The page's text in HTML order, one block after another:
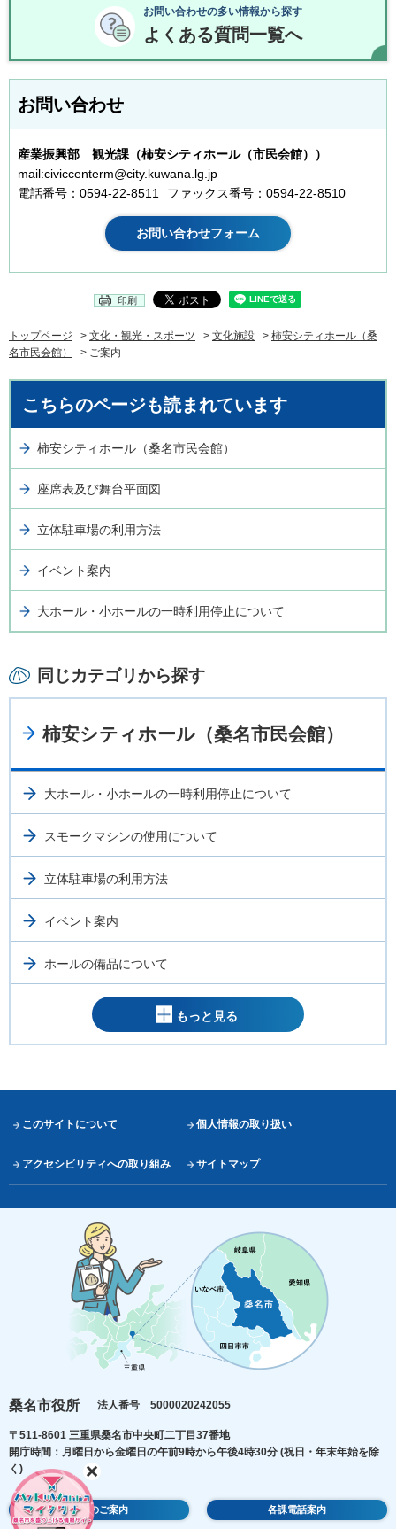
お問い合わせの多い情報から探す
よくある質問一覧へ
お問い合わせ
産業振興部 観光課（柿安シティホール（市民会館））
mail:civiccenterm@city.kuwana.lg.jp
電話番号：0594-22-8511
ファックス番号：0594-22-8510
印刷
トップページ > 文化・観光・スポーツ > 文化施設 > 柿安シティホール（桑
名市民会館）
> ご案内
こちらのページも読まれています
柿安シティホール（桑名市民会館）
座席表及び舞台平面図
立体駐車場の利用方法
イベント案内
大ホール・小ホールの一時利用停止について
同じカテゴリから探す
柿安シティホール（桑名市民会館）
大ホール・小ホールの一時利用停止について
スモークマシンの使用について
立体駐車場の利用方法
イベント案内
ホールの備品について
もっと見る
このサイトについて 個人情報の取り扱い
アクセシビリティへの取り組み サイトマップ
桑名市役所 法人番号 5000020242055
〒511-8601 三重県桑名市中央町二丁目37番地
開庁時間：月曜日から金曜日の午前9時から午後4時30分 (祝日・年末年始を除
く)
庁舎のご案内 各課電話案内